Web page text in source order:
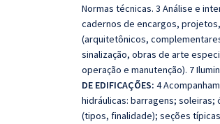
Normas técnicas. 3 Análise e
cadernos de encargos,
(arquitetônicos,
sinalização, obras de arte
operação e manutenção). 7
DE EDIFICAÇÕES: 4
hidráulicas: barragens;
(tipos, finalidade); seções